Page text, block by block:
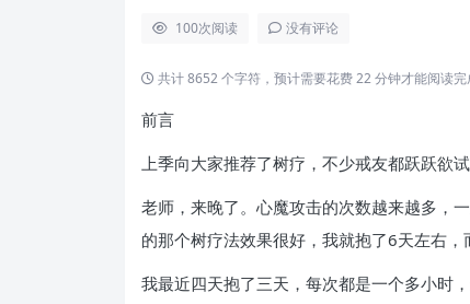
100次阅读 没有评论
共计 8652 个字符，预计需要花费 22 分钟才能阅读完
前言
上季向大家推荐了树疗，不少戒友都跃跃欲
老师，来晚了。心魔攻击的次数越来越多，
的那个树疗法效果很好，我就抱了6天左右
我最近四天抱了三天，每次都是一个多小时